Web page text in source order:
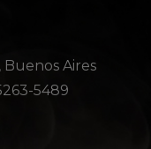
Buenos Aires
5489